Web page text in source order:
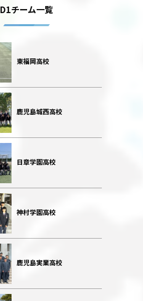
D1チーム一覧
東福岡高校
鹿児島城西高校
日章学園高校
神村学園高校
鹿児島実業高校